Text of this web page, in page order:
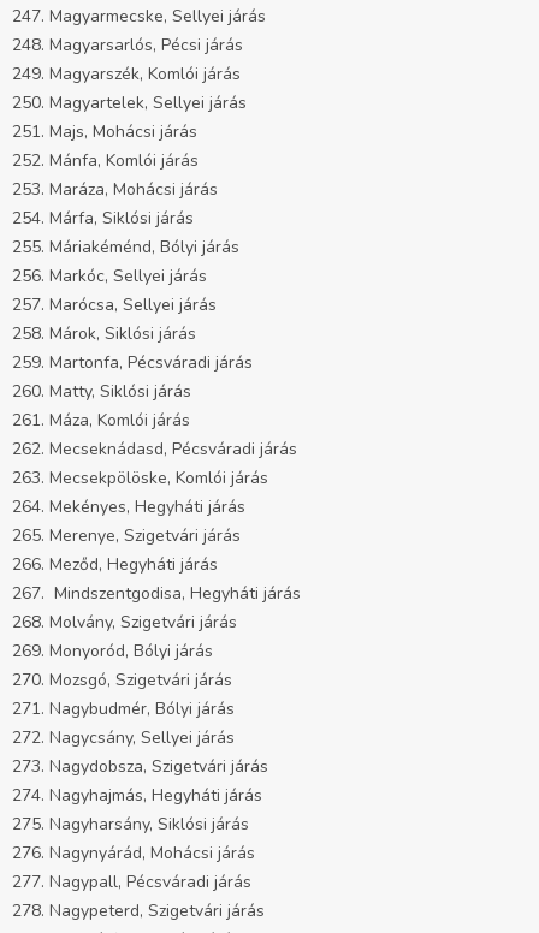
247. Magyarmecske, Sellyei járás
248. Magyarsarlós, Pécsi járás
249. Magyarszék, Komlói járás
250. Magyartelek, Sellyei járás
251. Majs, Mohácsi járás
252. Mánfa, Komlói járás
253. Maráza, Mohácsi járás
254. Márfa, Siklósi járás
255. Máriakéménd, Bólyi járás
256. Markóc, Sellyei járás
257. Marócsa, Sellyei járás
258. Márok, Siklósi járás
259. Martonfa, Pécsváradi járás
260. Matty, Siklósi járás
261. Máza, Komlói járás
262. Mecseknádasd, Pécsváradi járás
263. Mecsekpölöske, Komlói járás
264. Mekényes, Hegyháti járás
265. Merenye, Szigetvári járás
266. Meződ, Hegyháti járás
267. Mindszentgodisa, Hegyháti járás
268. Molvány, Szigetvári járás
269. Monyoród, Bólyi járás
270. Mozsgó, Szigetvári járás
271. Nagybudmér, Bólyi járás
272. Nagycsány, Sellyei járás
273. Nagydobsza, Szigetvári járás
274. Nagyhajmás, Hegyháti járás
275. Nagyharsány, Siklósi járás
276. Nagynyárád, Mohácsi járás
277. Nagypall, Pécsváradi járás
278. Nagypeterd, Szigetvári járás